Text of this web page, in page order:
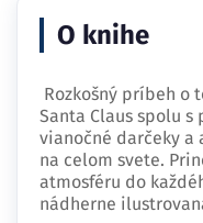
O knihe
Rozkošný príbeh o
Santa Claus spolu
vianočné darčeky a
na celom svete.
atmosféru do
nádherne